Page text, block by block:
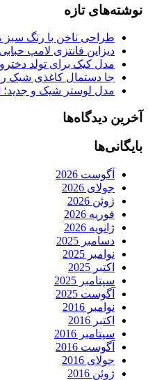
نوشته‌های تازه
طراحی ناخن با رنگ سبز
دیزاین فانتزی لامپ
مدل کیک برای تولد
جا دستمال کاغذی شیک
مدل لوستر شیک و جدید؛
آخرین دیدگاه‌ها
بایگانی‌ها
آگوست 2026
جولای 2026
ژوئن 2026
فوریه 2026
ژانویه 2026
دسامبر 2025
نوامبر 2025
اکتبر 2025
سپتامبر 2025
آگوست 2025
نوامبر 2016
اکتبر 2016
سپتامبر 2016
آگوست 2016
جولای 2016
ژوئن 2016